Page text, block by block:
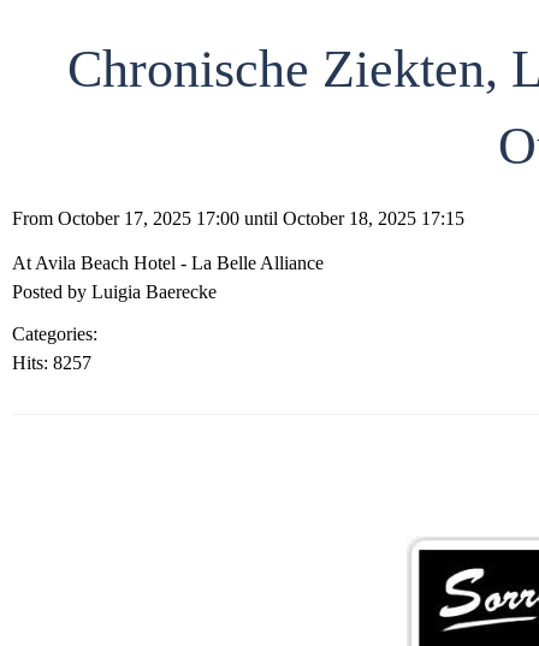
Chronische Ziekten,
From October 17, 2025 17:00 until October 18, 2025 17:15
At Avila Beach Hotel - La Belle Alliance
Posted by Luigia Baerecke
Categories:
Hits: 8257